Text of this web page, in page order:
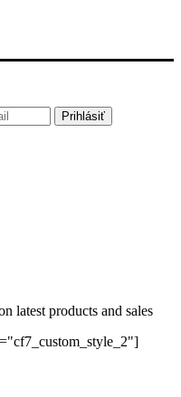
latest products and sales